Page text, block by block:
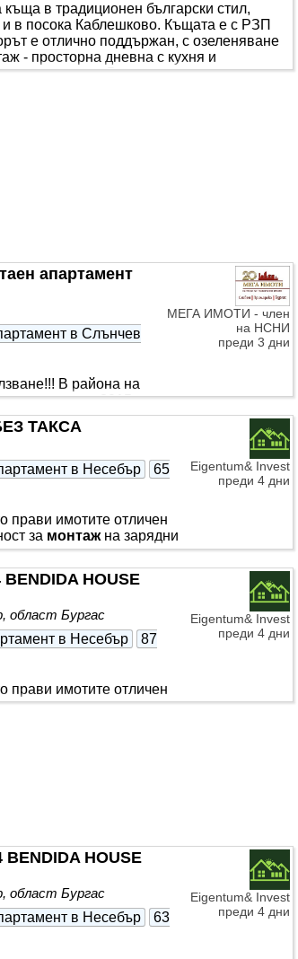
в традиционен български стил,
и в посока Каблешково. Къщата е с РЗП
е отлично поддържан, с озеленяване
- просторна дневна с кухня и
помещение. Втори етаж - две
са
МЕГА ИМОТИ - член
на НСНИ
преди 3 дни
апартамент
в Слънчев
В района на
сграда от 2015г. с
състоящ се от
на терасата и
е с нова сменена
Имота е с
Eigentum& Invest
преди 4 дни
ТАКСА
в Несебър
65
прави имотите отличен
за монтажна зарядни
представител на
актуална
купувача. Предлагаме
в кв. Черно море,
Eigentum& Invest
преди 4 дни
HOUSE
област Бургас
в Несебър
87
прави имотите отличен
замонтажна зарядни
Eigentum& Invest
преди 4 дни
HOUSE
област Бургас
в Несебър
63